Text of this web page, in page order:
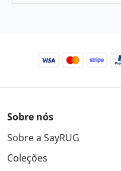
Sobre nós
Sobre a SayRUG
Coleções